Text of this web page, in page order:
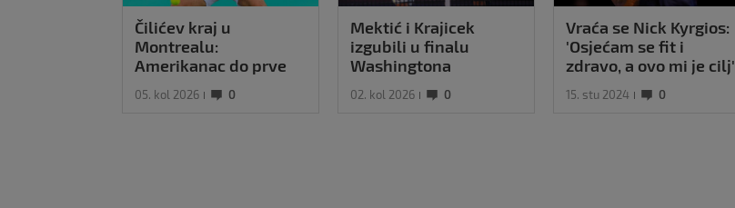
Čilićev kraj u
Montrealu:
Amerikanac do prve
međusobnim
05. kol 2026 0
Mektić i Krajicek
izgubili u finalu
Washingtona
02. kol 2026 0
Vraća se Nick Kyrgios:
'Osjećam se fit i
zdravo, a ovo mi je cilj'
15. stu 2024 0